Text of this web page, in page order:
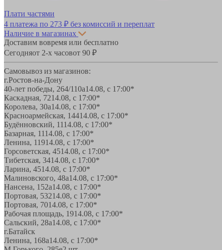
Плати частями
4 платежа по 273 ₽ без комиссий и переплат
Наличие в магазинах
Доставим вовремя или бесплатно
Сегодняот 2-х часовот 90 ₽
Самовывоз из магазинов:
г.Ростов-на-Дону
40-лет победы, 264/110а14.08, с 17:00*
Каскадная, 7214.08, с 17:00*
Королева, 30а14.08, с 17:00*
Красноармейская, 14414.08, с 17:00*
Будённовский, 1114.08, с 17:00*
Базарная, 1114.08, с 17:00*
Ленина, 11914.08, с 17:00*
Горсоветская, 4514.08, с 17:00*
Тибетская, 3414.08, с 17:00*
Ларина, 4514.08, с 17:00*
Малиновского, 48а14.08, с 17:00*
Нансена, 152а14.08, с 17:00*
Портовая, 53214.08, с 17:00*
Портовая, 7014.08, с 17:00*
Рабочая площадь, 1914.08, с 17:00*
Сальский, 28a14.08, с 17:00*
г.Батайск
Ленина, 168а14.08, с 17:00*